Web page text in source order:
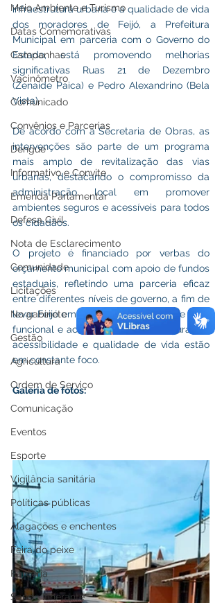
Meio Ambiente e Turismo
Datas Comemorativas
Campanhas
Vacinômetro
Comunicado
Convênios e Parcerias
Dengue
Informativo e Convite
Emenda Parlamentar
Defesa Civil
Nota de Esclarecimento
Comunidade
Licitações
No gabinete
Gestão
Agricultura
Ordem de Serviço
Comunicação
Eventos
Esporte
Vigilância sanitária
Políticas públicas
Alagações e enchentes
Feira do peixe
Parceria
Saúde Itinerante
infraestrutura urbana e a qualidade de vida
dos moradores de Feijó, a Prefeitura
Municipal em parceria com o Governo do
Estado, está promovendo melhorias
significativas Ruas 21 de Dezembro
(Zenaide Paica) e Pedro Alexandrino (Bela
Vista).
De acordo com a Secretaria de Obras, as
intervenções são parte de um programa
mais amplo de revitalização das vias
urbanas, destacando o compromisso da
administração local em promover
ambientes seguros e acessíveis para todos
os cidadãos.
O projeto é financiado por verbas do
orçamento municipal com apoio de fundos
estaduais, refletindo uma parceria eficaz
entre diferentes níveis de governo, a fim de
levar Feijó em uma direção de cidade mais
funcional e acolhedora, onde a segurança,
acessibilidade e qualidade de vida estão
em constante foco.
Galeria de fotos: